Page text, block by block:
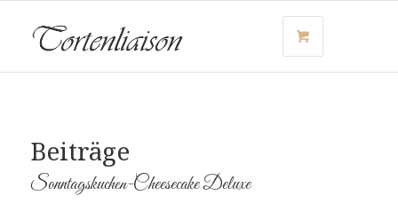
Beiträge
Sonntagskuchen-Cheesecake Deluxe